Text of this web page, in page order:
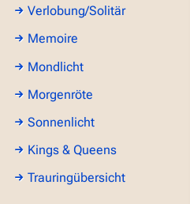
Verlobung/Solitär
Memoire
Mondlicht
Morgenröte
Sonnenlicht
Kings & Queens
Trauringübersicht